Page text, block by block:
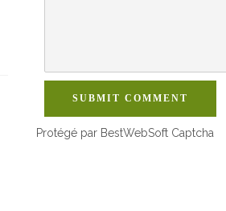
SUBMIT COMMENT
Protégé par BestWebSoft Captcha